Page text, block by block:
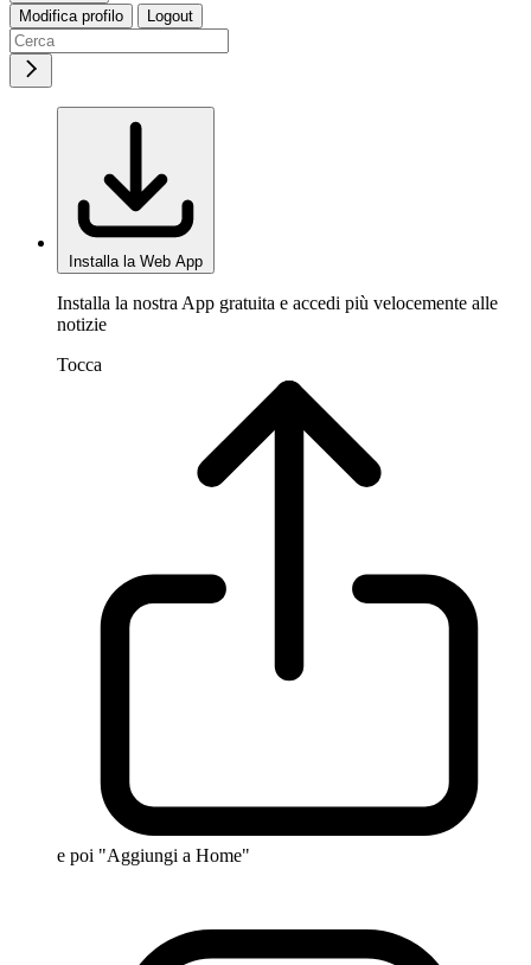
Modifica profilo Logout
Installa la Web App
Installa la nostra App gratuita e accedi più velocemente alle
notizie
Tocca
e poi "Aggiungi a Home"